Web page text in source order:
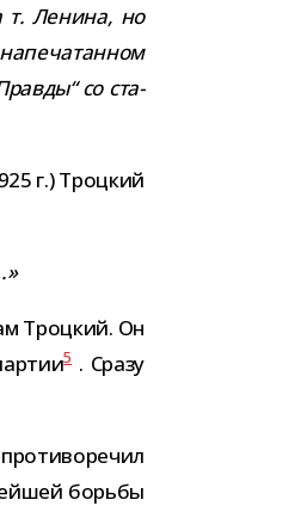
т. Ленина, но
со ста­
г.) Троцкий
Троцкий. Он
5 . Сразу
борьбы